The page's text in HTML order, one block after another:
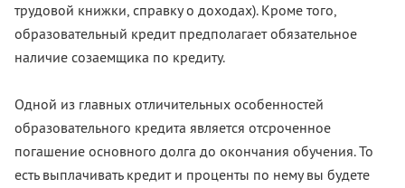
трудовой книжки, справку о доходах). Кроме того,
образовательный кредит предполагает обязательное
наличие созаемщика по кредиту.
Одной из главных отличительных особенностей
образовательного кредита является отсроченное
погашение основного долга до окончания обучения. То
есть выплачивать кредит и проценты по нему вы будете